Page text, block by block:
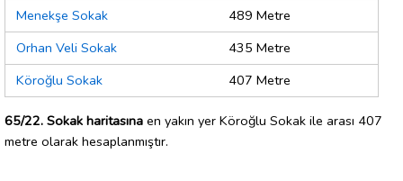
Menekşe Sokak
489 Metre
Orhan Veli Sokak
435 Metre
Köroğlu Sokak
407 Metre
65/22. Sokak haritasına en yakın yer Köroğlu Sokak ile arası 407
metre olarak hesaplanmıştır.